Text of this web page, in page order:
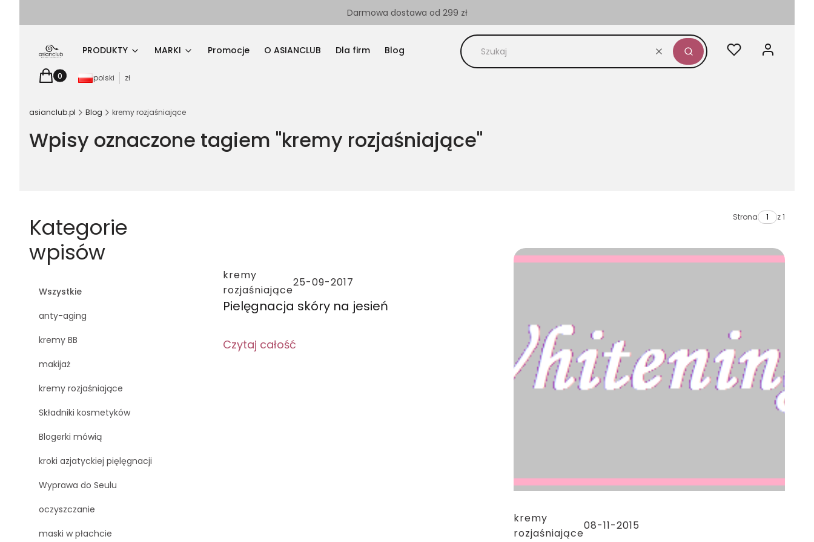
Darmowa dostawa od 299 zł
PRODUKTY MARKI Promocje O ASIANCLUB Dla firm Blog
WyczyśćSzukaj
UlubioneZaloguj się
Produkty w koszyku: 0. Zobacz szczegóły
Koszyk polski zł
asianclub.pl Blog kremy rozjaśniające
Wpisy oznaczone tagiem "kremy rozjaśniające"
Kategorie
wpisów
Wszystkie
anty-aging
kremy BB
makijaż
kremy rozjaśniające
Składniki kosmetyków
Blogerki mówią
kroki azjatyckiej pięlęgnacji
Wyprawa do Seulu
oczyszczanie
maski w płachcie
Strona z 1
kremy
rozjaśniające
25-09-2017
Pielęgnacja skóry na jesień
Czytaj całość
kremy
rozjaśniające
08-11-2015